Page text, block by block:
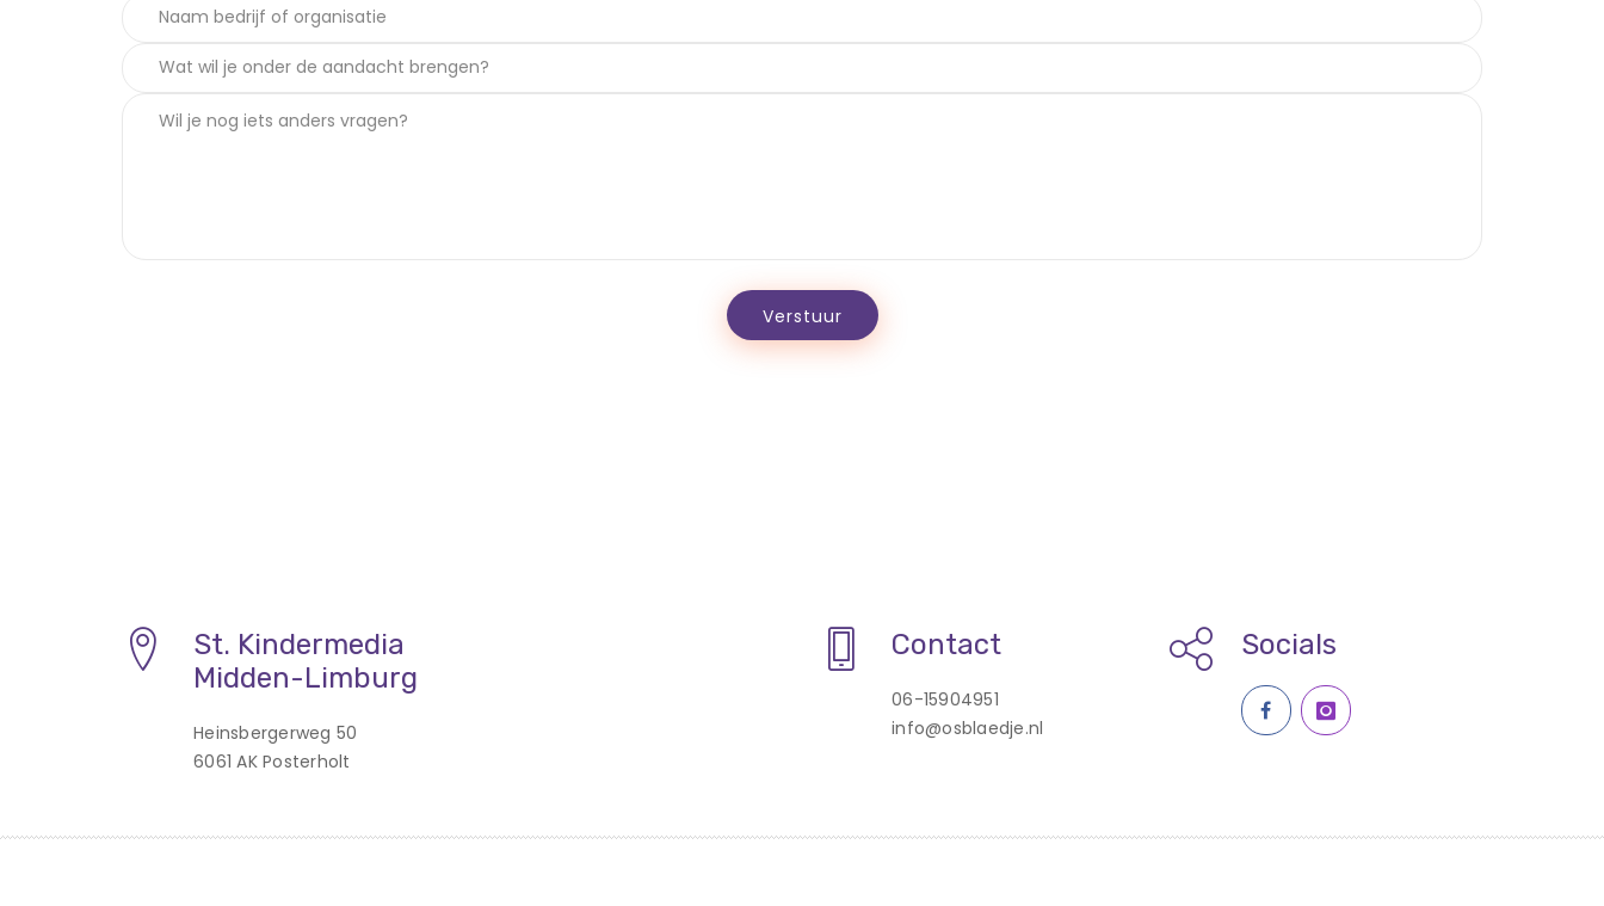
St. Kindermedia
Midden-Limburg
Heinsbergerweg 50
6061 AK Posterholt
Contact
06-15904951
info@osblaedje.nl
Socials